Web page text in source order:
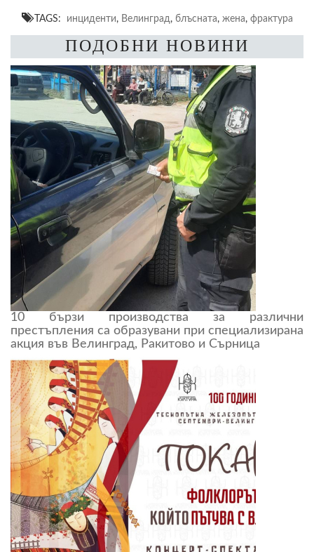
TAGS: инциденти, Велинград , блъсната, жена, фрактура
ПОДОБНИ НОВИНИ
10 бързи производства за различни
престъпления са образувани при специализирана
акция във Велинград, Ракитово и Сърница